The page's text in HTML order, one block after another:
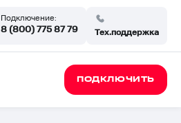
Подключение:
8 (800) 775 87 79 Тех.поддержка
ПОДКЛЮЧИТЬ